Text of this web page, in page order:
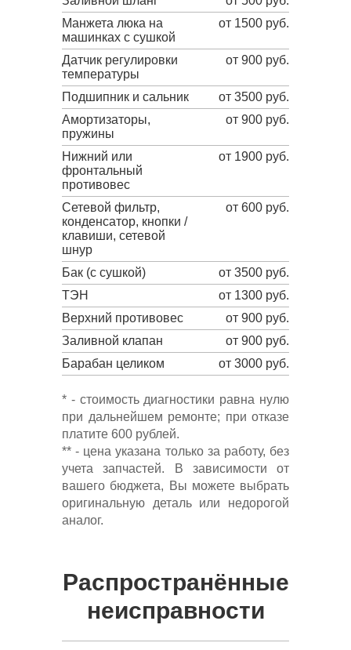
Манжета люка на
машинках с сушкой
от 1500 руб.
Датчик регулировки
температуры
от 900 руб.
Подшипник и сальник
от 3500 руб.
Амортизаторы,
пружины
от 900 руб.
Нижний или
фронтальный
противовес
от 1900 руб.
Сетевой фильтр,
конденсатор, кнопки /
клавиши, сетевой
шнур
от 600 руб.
Бак (с сушкой)
от 3500 руб.
ТЭН
от 1300 руб.
Верхний противовес
от 900 руб.
Заливной клапан
от 900 руб.
Барабан целиком
от 3000 руб.
* - стоимость диагностики равна нулю
при дальнейшем ремонте; при отказе
платите 600 рублей.
** - цена указана только за работу, без
учета запчастей. В зависимости от
вашего бюджета, Вы можете выбрать
оригинальную деталь или недорогой
аналог.
Распространённые
неисправности